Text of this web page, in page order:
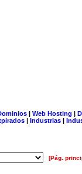
| Web Hosting |
| Industrias |
[Pág.